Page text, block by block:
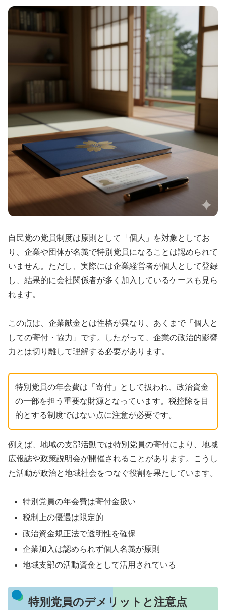
自民党の党員制度は原則として「個人」を対象としてお
り、企業や団体が名義で特別党員になることは認められて
いません。ただし、実際には企業経営者が個人として登録
し、結果的に会社関係者が多く加入しているケースも見ら
れます。
この点は、企業献金とは性格が異なり、あくまで「個人と
しての寄付・協力」です。したがって、企業の政治的影響
力とは切り離して理解する必要があります。
特別党員の年会費は「寄付」として扱われ、政治資金
の一部を担う重要な財源となっています。税控除を目
的とする制度ではない点に注意が必要です。
例えば、地域の支部活動では特別党員の寄付により、地域
広報誌や政策説明会が開催されることがあります。こうし
た活動が政治と地域社会をつなぐ役割を果たしています。
特別党員の年会費は寄付金扱い
税制上の優遇は限定的
政治資金規正法で透明性を確保
企業加入は認められず個人名義が原則
地域支部の活動資金として活用されている
特別党員のデメリットと注意点